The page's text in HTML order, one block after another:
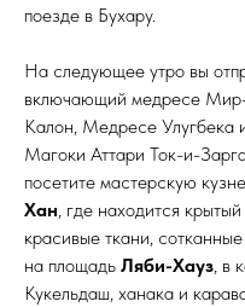
поезде в Бухару.
На следующее утро вы
включающий медресе
Калон, Медресе Улугбека
Магоки Аттари Ток-и-
посетите мастерскую
Хан, где находится
красивые ткани,
на площадь Ляби-Хауз, в
Кукельдаш, ханака и